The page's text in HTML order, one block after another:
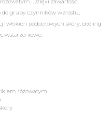
Dzięki zawartości
do grupy czynników wzrostu,
włókien podporowych skóry, peeling
różowatym